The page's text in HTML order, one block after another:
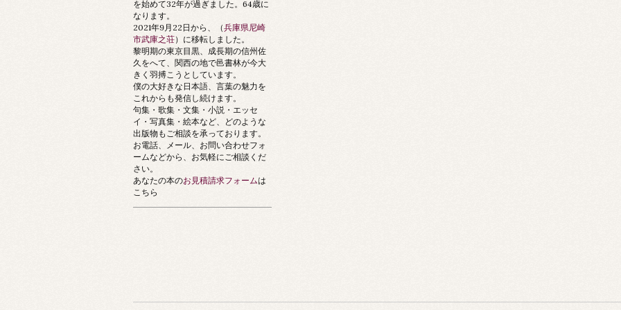
を始めて32年が過ぎました。64歳に
なります。
2021年9月22日から、（兵庫県尼崎
市武庫之荘）に移転しました。
黎明期の東京目黒、成長期の信州佐
久をへて、関西の地で邑書林が今大
きく羽搏こうとしています。
僕の大好きな日本語、言葉の魅力を
これからも発信し続けます。
句集・歌集・文集・小説・エッセ
イ・写真集・絵本など、どのような
出版物もご相談を承っております。
お電話、メール、お問い合わせフォ
ームなどから、お気軽にご相談くだ
さい。
あなたの本のお見積請求フォームは
こちら